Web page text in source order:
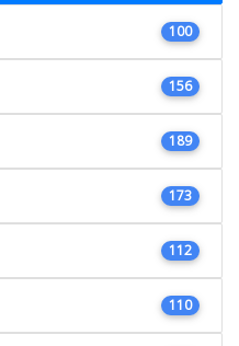
100
156
189
173
112
110